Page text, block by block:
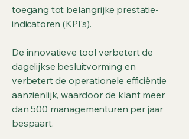
toegang tot belangrijke prestatie-
indicatoren (KPI's).
De innovatieve tool verbetert de
dagelijkse besluitvorming en
verbetert de operationele efficiëntie
aanzienlijk, waardoor de klant meer
dan 500 managementuren per jaar
bespaart.